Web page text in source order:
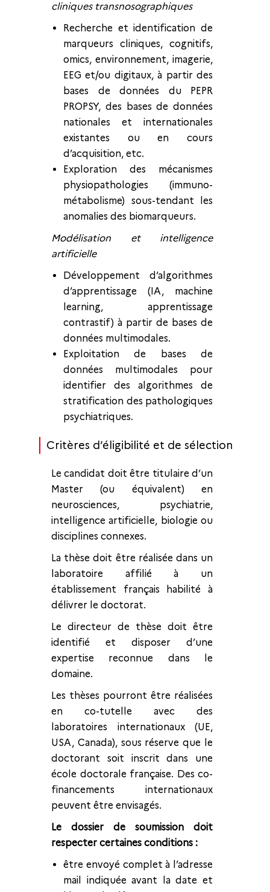
cliniques transnosographiques
Recherche et identification de
marqueurs cliniques, cognitifs,
omics, environnement, imagerie,
EEG et/ou digitaux, à partir des
bases de données du PEPR
PROPSY, des bases de données
nationales et internationales
existantes ou en cours
d’acquisition, etc.
Exploration des mécanismes
physiopathologies (immuno-
métabolisme) sous-tendant les
anomalies des biomarqueurs.
Modélisation et intelligence
artificielle
Développement d’algorithmes
d’apprentissage (IA, machine
learning, apprentissage
contrastif) à partir de bases de
données multimodales.
Exploitation de bases de
données multimodales pour
identifier des algorithmes de
stratification des pathologiques
psychiatriques.
Critères d’éligibilité et de sélection
Le candidat doit être titulaire d’un
Master (ou équivalent) en
neurosciences, psychiatrie,
intelligence artificielle, biologie ou
disciplines connexes.
La thèse doit être réalisée dans un
laboratoire affilié à un
établissement français habilité à
délivrer le doctorat.
Le directeur de thèse doit être
identifié et disposer d’une
expertise reconnue dans le
domaine.
Les thèses pourront être réalisées
en co-tutelle avec des
laboratoires internationaux (UE,
USA, Canada), sous réserve que le
doctorant soit inscrit dans une
école doctorale française. Des co-
financements internationaux
peuvent être envisagés.
Le dossier de soumission doit
respecter certaines conditions :
être envoyé complet à l’adresse
mail indiquée avant la date et